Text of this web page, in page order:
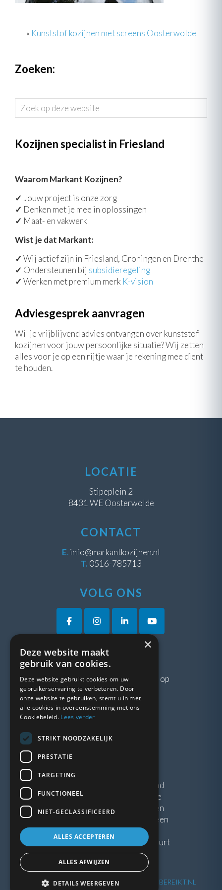
« Kunststof kozijnen met screens Oosterwolde
Zoeken:
Zoek
op
website
Kozijnen specialist in Friesland
Waarom Markant Kozijnen?
✓ Jouw project is onze zorg
✓ Denken met je mee in oplossingen
✓ Maat- en vakwerk
Wist je dat Markant:
✓ Wij actief zijn in Friesland, Groningen en Drenthe
✓ Ondersteunen bij subsidieregeling
✓ Werken met premium merk K-vision
Adviesgesprek aanvragen
Wil je vrijblijvend advies ontvangen over kunststof
kozijnen voor jouw persoonlijke situatie? Wij zetten
alles voor je op een rijtje waar je rekening mee dient
te houden.
LOCATIE
Stipeplein 2
8431 WE Oosterwolde
CONTACT
E.info@markantkozijnen.nl
T. 0516-785713
VOLG ONS
VRAGEN?
Neem gerustcontactmet ons op
LINKS
Blogs
Algemene voorwaarden
Kunststof Kozijnen Friesland
Kunststof kozijnen Drenthe
Kunststof Kozijnen Drachten
Kunststof Kozijnen Hoogeveen
Kunststof kozijnen in jouw buurt
2026| Website ontwikkeling door WEBSITEBEREIKT.NL
×
Deze website maakt
gebruik van cookies.
Deze website gebruikt cookies om uw
gebruikerservaring te verbeteren. Door
onze website te gebruiken, stemt u in met
alle cookies in overeenstemming met ons
Cookiebeleid. Lees verder
STRIKT NOODZAKELIJK
PRESTATIE
TARGETING
FUNCTIONEEL
NIET-GECLASSIFICEERD
ALLES ACCEPTEREN
ALLES AFWIJZEN
DETAILS WEERGEVEN